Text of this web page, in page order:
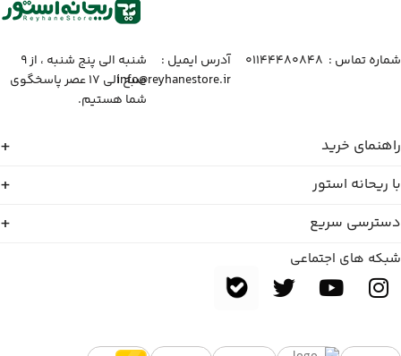
شماره تماس :‌ ۰۱۱۴۴۴۸۰۸۴۸
آدرس ایمیل :‌
info@reyhanestore.ir
شنبه الی پنج شنبه ، از ۹
صبح الی ۱۷ عصر پاسخگوی
شما هستیم.
راهنمای خرید
با ریحانه استور
دسترسی سریع
شبکه های اجتماعی